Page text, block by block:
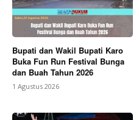
Bupati dan Wakil Bupati Karo
Buka Fun Run Festival Bunga
dan Buah Tahun 2026
1 Agustus 2026